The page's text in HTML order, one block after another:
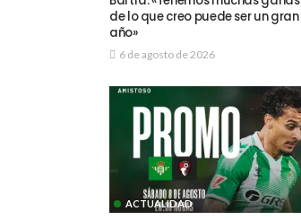
de lo que creo puede ser un gran
año»
6 de agosto de 2026
ACTUALIDAD